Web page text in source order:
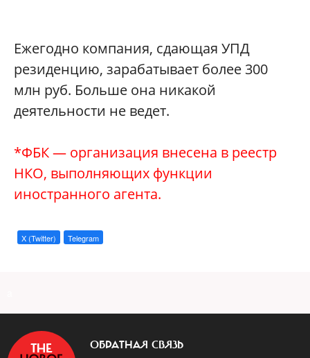
Ежегодно компания, сдающая УПД
резиденцию, зарабатывает более 300
млн руб. Больше она никакой
деятельности не ведет.
*ФБК — организация внесена в реестр
НКО, выполняющих функции
иностранного агента.
X (Twitter) Telegram
ОБРАТНАЯ СВЯЗЬ